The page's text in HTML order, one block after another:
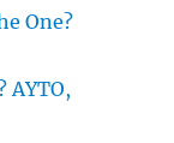
One?
AYTO,